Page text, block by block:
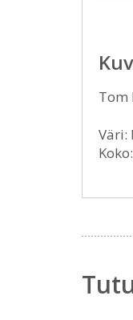
Tom
Väri:
Koko: